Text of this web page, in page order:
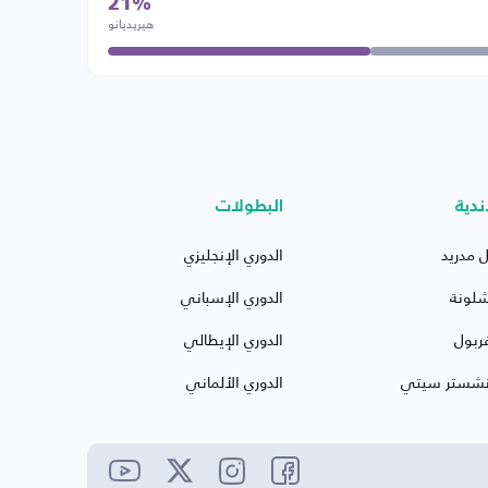
21%
هيريديانو
مدريد
سيتي
البطولات
الدوري الإنجليزي
الدوري الإسباني
الدوري الإيطالي
الدوري الألماني